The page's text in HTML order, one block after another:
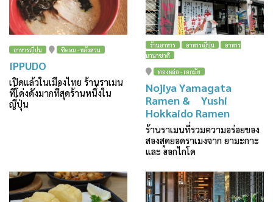
อาหารญี่ปุ่น ชิดลม - หลังสวน
IPPUDO
เปิดแล้วในเมืองไทย ร้านราเมน
ที่โด่งดังมากที่สุดร้านหนึ่งใน
ญี่ปุ่น
ร้านอาหาร อาหารญี่ปุ่น
อาหาร
นานาชาติ
ทองหล่อ - เอกมัย
Nojiya Yamagata
Ramen & Yushi
Hokkaido Ramen
ร้านราเมนที่รวมความอร่อยของ
สองสุดยอดราเมงจาก ยามะกาะ
และ ฮอกไกโด